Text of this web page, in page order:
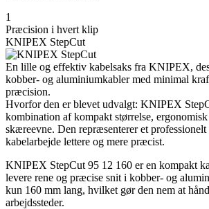
1
Præcision i hvert klip
KNIPEX StepCut
En lille og effektiv kabelsaks fra KNIPEX,
kobber- og aluminiumkabler med minimal
præcision.
Hvorfor den er blevet udvalgt: KNIPEX
kombination af kompakt størrelse,
skæreevne. Den repræsenterer et
kabelarbejde lettere og mere præcist.
KNIPEX StepCut 95 12 160 er en kompakt
levere rene og præcise snit i kobber- og
kun 160 mm lang, hvilket gør den nem at
arbejdssteder.